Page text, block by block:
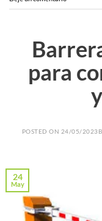
para
POSTED ON 24/05/2023
24
May